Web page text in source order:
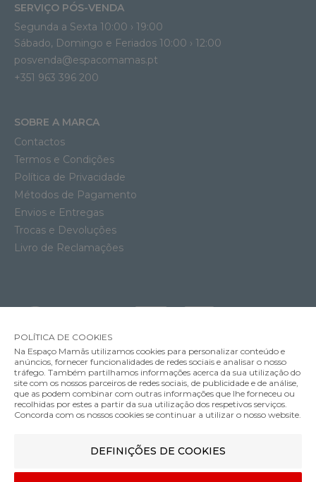
Soutien Amamentação Acolchoado com Aros Anita Miss Spacer
62.95€
Cor
SERVIÇO PÓS-VENDA
Segunda a Sexta 10:00 › 19:00
Sábado, Domingo e Feriados 10:00 › 12:00
posvenda@espacomamas.pt
+351 963 396 200
SOBRE A MARCA
Contactos
Termos e Condições
Política de Privacidade
Métodos de Pagamento
Envios e Entregas
Trocas e Devoluções
Livro de Reclamações
MÉTODOS DE ENVIO
MÉTODOS DE PAGAMENTO
POLÍTICA DE COOKIES
Na Espaço Mamãs utilizamos cookies para personalizar conteúdo e
anúncios, fornecer funcionalidades de redes sociais e analisar o nosso
tráfego. Também partilhamos informações acerca da sua utilização do
site com os nossos parceiros de redes sociais, de publicidade e de análise,
que as podem combinar com outras informações que lhe forneceu ou
recolhidas por estes a partir da sua utilização dos respetivos serviços.
Concorda com os nossos cookies se continuar a utilizar o nosso website.
DEFINIÇÕES DE COOKIES